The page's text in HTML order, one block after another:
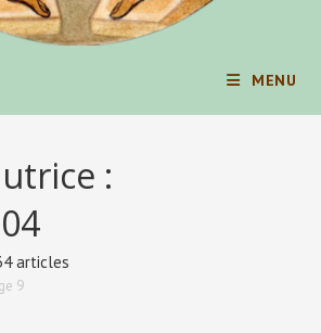
MENU
:
articles
9